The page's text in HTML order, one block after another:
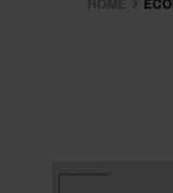
HOME